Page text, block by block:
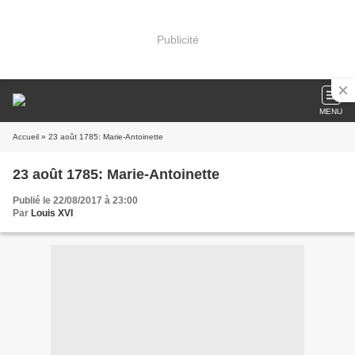
Publicité
MENU
Accueil » 23 août 1785: Marie-Antoinette
23 août 1785: Marie-Antoinette
Publié le 22/08/2017 à 23:00
Par Louis XVI